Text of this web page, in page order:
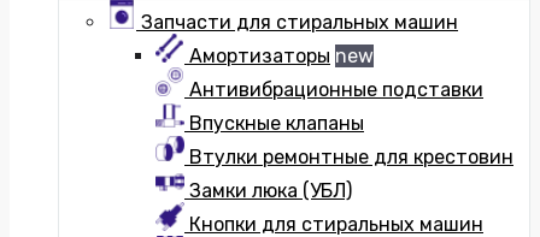
Запчасти для стиральных машин
Амортизаторы new
Антивибрационные подставки
Впускные клапаны
Втулки ремонтные для крестовин
Замки люка (УБЛ)
Кнопки для стиральных машин